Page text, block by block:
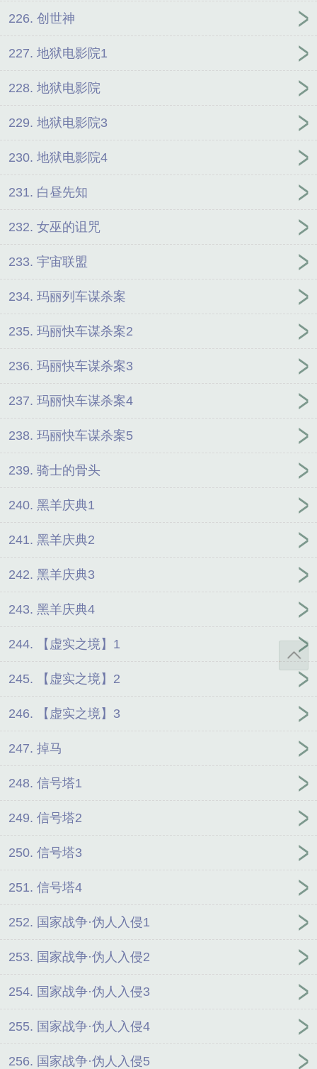
226. 创世神
227. 地狱电影院1
228. 地狱电影院
229. 地狱电影院3
230. 地狱电影院4
231. 白昼先知
232. 女巫的诅咒
233. 宇宙联盟
234. 玛丽列车谋杀案
235. 玛丽快车谋杀案2
236. 玛丽快车谋杀案3
237. 玛丽快车谋杀案4
238. 玛丽快车谋杀案5
239. 骑士的骨头
240. 黑羊庆典1
241. 黑羊庆典2
242. 黑羊庆典3
243. 黑羊庆典4
244. 【虚实之境】1
245. 【虚实之境】2
246. 【虚实之境】3
247. 掉马
248. 信号塔1
249. 信号塔2
250. 信号塔3
251. 信号塔4
252. 国家战争·伪人入侵1
253. 国家战争·伪人入侵2
254. 国家战争·伪人入侵3
255. 国家战争·伪人入侵4
256. 国家战争·伪人入侵5